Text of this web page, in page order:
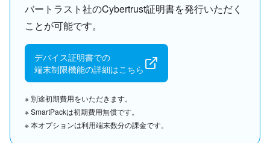
バートラスト社のCybertrust証明書を発行いただく
ことが可能です。
デバイス証明書での
端末制限機能の詳細はこちら
※ 別途初期費用をいただきます。
※ SmartPackは初期費用無償です。
※ 本オプションは利用端末数分の課金です。